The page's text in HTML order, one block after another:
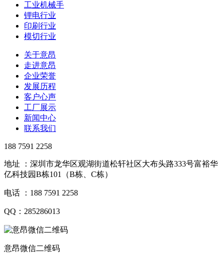
工业机械手
锂电行业
印刷行业
模切行业
关于意昂
走进意昂
企业荣誉
发展历程
客户心声
工厂展示
新闻中心
联系我们
188 7591 2258
地址 ：深圳市龙华区观湖街道松轩社区大布头路333号富裕华
亿科技园B栋101（B栋、C栋）
电话 ：188 7591 2258
QQ：285286013
意昂微信二维码